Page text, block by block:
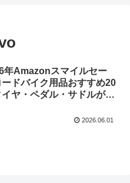
年Amazonスマイルセー
ドバイク用品おすすめ20
ヤ・ペダル・サドルが大
2026.06.01